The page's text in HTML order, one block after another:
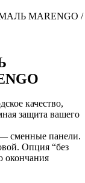
MARENGO /
качество,
защита вашего
сменные панели.
Опция “без
окончания